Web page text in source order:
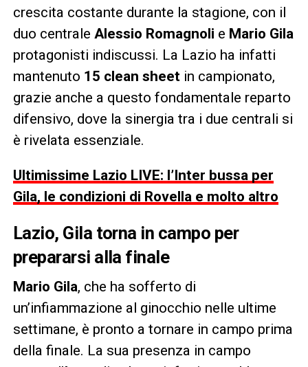
crescita costante durante la stagione, con il
duo centrale Alessio Romagnoli e Mario Gila
protagonisti indiscussi. La Lazio ha infatti
mantenuto 15 clean sheetin campionato,
grazie anche a questo fondamentale reparto
difensivo, dove la sinergia tra i due centrali si
è rivelata essenziale.
Ultimissime Lazio LIVE: l’Inter bussa per
Gila, le condizioni di Rovella e molto altro
Lazio, Gila torna in campo per
prepararsi alla finale
Mario Gila, che ha sofferto di
un’infiammazione al ginocchio nelle ultime
settimane, è pronto a tornare in campo prima
della finale. La sua presenza in campo